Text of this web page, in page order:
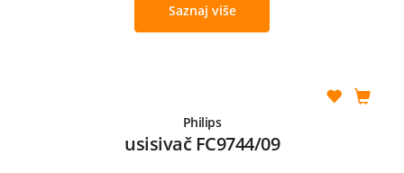
Saznaj više
Philips
usisivač FC9744/09